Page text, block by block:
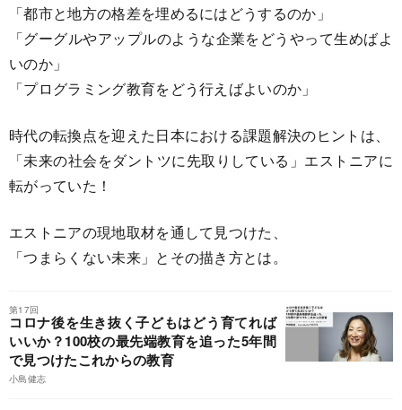
「都市と地方の格差を埋めるにはどうするのか」
「グーグルやアップルのような企業をどうやって生めばよ
いのか」
「プログラミング教育をどう行えばよいのか」
時代の転換点を迎えた日本における課題解決のヒントは、
「未来の社会をダントツに先取りしている」エストニアに
転がっていた！
エストニアの現地取材を通して見つけた、
「つまらくない未来」とその描き方とは。
第17回
コロナ後を生き抜く子どもはどう育てれば
いいか？100校の最先端教育を追った5年間
で見つけたこれからの教育
小島健志